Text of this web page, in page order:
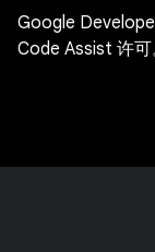
Google
Code Assist 许可